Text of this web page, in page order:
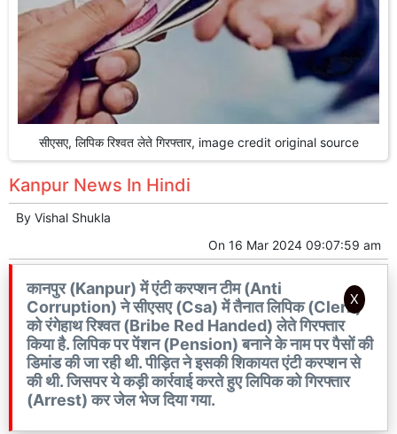
सीएसए, लिपिक रिश्वत लेते गिरफ्तार, image credit original source
Kanpur News In Hindi
By Vishal Shukla
On 16 Mar 2024 09:07:59 am
कानपुर (Kanpur) में एंटी करप्शन टीम (Anti
Corruption) ने सीएसए (Csa) में तैनात लिपिक (Clerk)
को रंगेहाथ रिश्वत (Bribe Red Handed) लेते गिरफ्तार
किया है. लिपिक पर पेंशन (Pension) बनाने के नाम पर पैसों की
डिमांड की जा रही थी. पीड़ित ने इसकी शिकायत एंटी करप्शन से
की थी. जिसपर ये कड़ी कार्रवाई करते हुए लिपिक को गिरफ्तार
(Arrest) कर जेल भेज दिया गया.
X